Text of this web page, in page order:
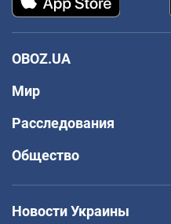
OBOZ.UA
Мир
Расследования
Общество
Новости Украины